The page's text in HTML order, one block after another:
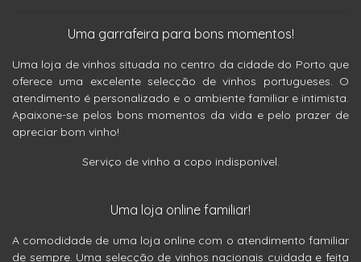
Uma garrafeira para bons momentos!
Uma loja de vinhos situada no centro da cidade do Porto que
oferece uma excelente selecção de vinhos portugueses. O
atendimento é personalizado e o ambiente familiar e intimista.
Apaixone-se pelos bons momentos da vida e pelo prazer de
apreciar bom vinho!
Serviço de vinho a copo indisponível.
Uma loja online familiar!
A comodidade de uma loja online com o atendimento familiar
de sempre. Uma selecção de vinhos nacionais cuidada e feita